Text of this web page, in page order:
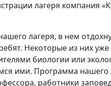
лагеря компания
лагеря, в нем
Некоторые из них
биологии или
ими. Программа нашего
работники